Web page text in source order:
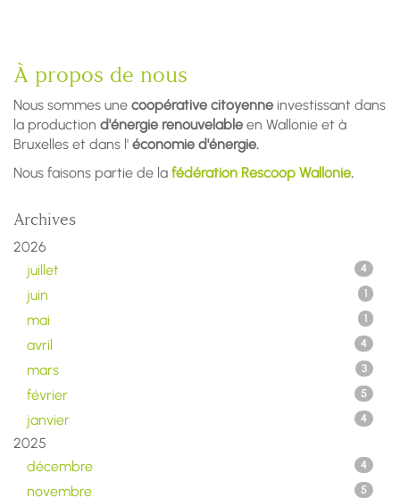
À propos de nous
Nous sommes une coopérative citoyenne investissant dans
la production d'énergie renouvelable en Wallonie et à
Bruxelles et dans l' économie d'énergie.
Nous faisons partie de la fédération Rescoop Wallonie.
Archives
2026
juillet
4
juin 1
mai 1
avril 4
mars 3
février 5
janvier 4
2025
décembre
4
novembre 5